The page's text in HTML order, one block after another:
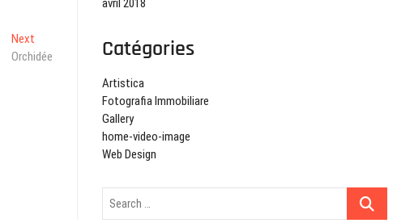
Next
post:
Orchidée
avril 2018
Catégories
Artistica
Fotografia Immobiliare
Gallery
home-video-image
Web Design
Search